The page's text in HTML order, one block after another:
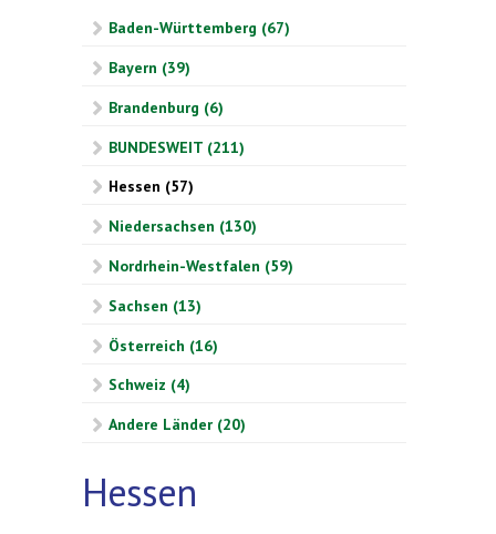
Baden-Württemberg (67)
Bayern (39)
Brandenburg (6)
BUNDESWEIT (211)
Hessen (57)
Niedersachsen (130)
Nordrhein-Westfalen (59)
Sachsen (13)
Österreich (16)
Schweiz (4)
Andere Länder (20)
Hessen